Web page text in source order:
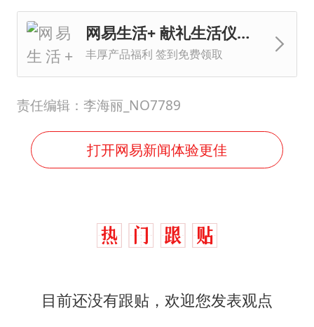
网易生活+ 献礼生活仪式感
丰厚产品福利 签到免费领取
责任编辑：李海丽_NO7789
打开网易新闻体验更佳
目前还没有跟贴，欢迎您发表观点